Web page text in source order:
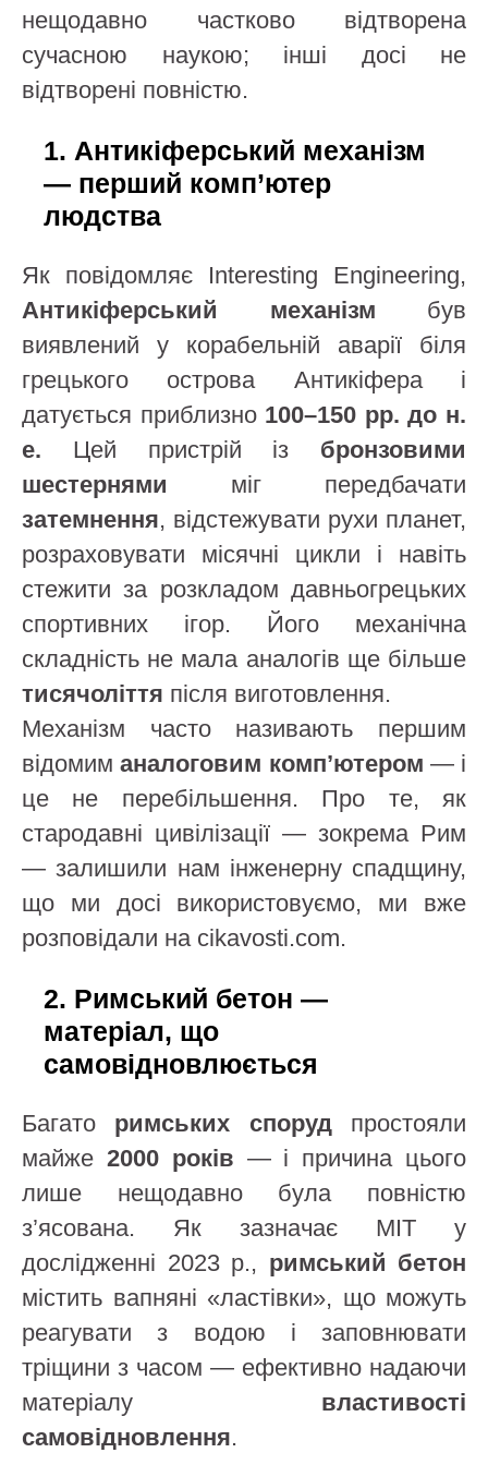
нещодавно частково відтворена
сучасною наукою; інші досі не
відтворені повністю.
1. Антикіферський механізм
— перший комп’ютер
людства
Як повідомляє Interesting Engineering,
Антикіферський механізм був
виявлений у корабельній аварії біля
грецького острова Антикіфера і
датується приблизно 100–150 рр. до н.
е. Цей пристрій із бронзовими
шестернями міг передбачати
затемнення, відстежувати рухи планет,
розраховувати місячні цикли і навіть
стежити за розкладом давньогрецьких
спортивних ігор. Його механічна
складність не мала аналогів ще більше
тисячоліття після виготовлення.
Механізм часто називають першим
відомиманалоговим комп’ютером — і
це не перебільшення. Про те, як
стародавні цивілізації — зокрема Рим
— залишили нам інженерну спадщину,
що ми досі використовуємо, ми вже
розповідали на cikavosti.com.
2. Римський бетон —
матеріал, що
самовідновлюється
Багато римських спорудпростояли
майже 2000 років — і причина цього
лише нещодавно була повністю
з’ясована. Як зазначає MIT у
дослідженні 2023 р., римський бетон
містить вапняні «ластівки», що можуть
реагувати з водою і заповнювати
тріщини з часом — ефективно надаючи
матеріалу властивості
самовідновлення.